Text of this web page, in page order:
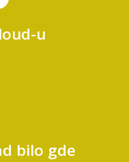
u
bilo gde